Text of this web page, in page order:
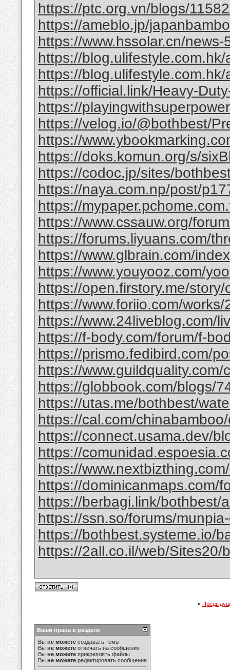
https://ptc.org.vn/blogs/
https://ameblo.jp/
https://www.hssolar.cn/news-
https://
https://
https://official.link/Heavy-
https://
https://velog.io/@bothbest/
https://
https://doks.komun.org/s/
https://codoc.jp/sites/
https://naya.com.np/post/
https://
https://www.cssauw.org/
https://forums.liyuans.com/
https://www.glbrain.com/
https://www.youyooz.com/
https://open.firstory.me/
https://www.foriio.com/
https://www.24liveblog.com/
https://f-body.com/forum/f-
https://prismo.fedibird.com/
https://
https://globbook.com/blogs/
https://utas.me/bothbest/
https://cal.com/
https://connect.usama.dev/
https://
https://
https://dominicanmaps.com/
https://berbagi.link/bothbest/
https://ssn.so/forums/
https://bothbest.systeme.io/
https://2all.co.il/web/Sites20/
«
Ваши права в разделе
Вы не можете создавать темы
Вы не можете отвечать на сообщения
Вы не можете прикреплять файлы
Вы не можете редактировать сообщения